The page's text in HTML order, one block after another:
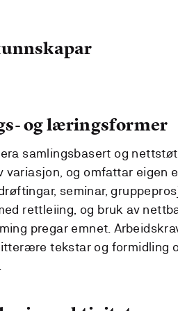
og læringsformer
samlingsbasert og
variasjon, og omfattar eigen
seminar,
rettleiing, og bruk av
pregar emnet.
tekstar og formidling